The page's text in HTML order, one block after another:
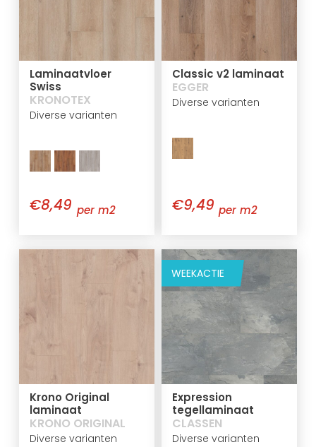
Laminaatvloer
Swiss
KRONOTEX
Diverse varianten
€8,49 per m2
Classic v2 laminaat
EGGER
Diverse varianten
€9,49 per m2
Krono Original
laminaat
KRONO ORIGINAL
Diverse varianten
WEEKACTIE
Expression
tegellaminaat
CLASSEN
Diverse varianten